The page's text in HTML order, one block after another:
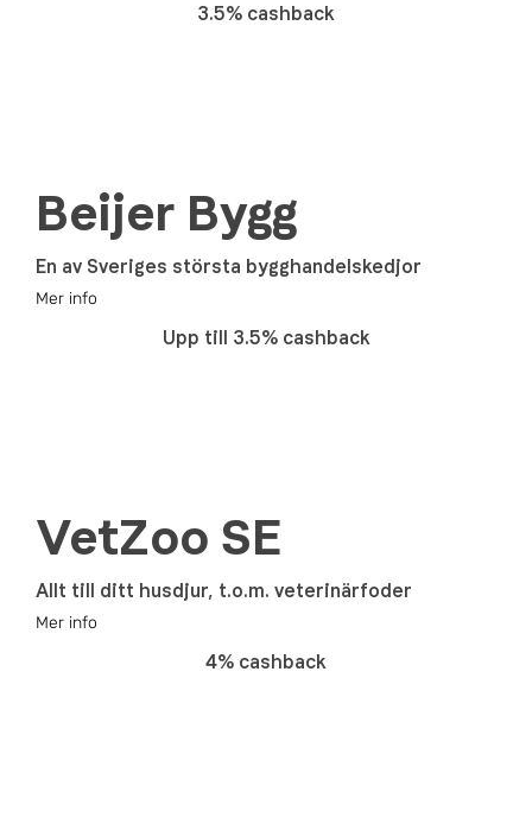
3.5% cashback
Beijer Bygg
En av Sveriges största bygghandelskedjor
Mer info
Upp till 3.5% cashback
VetZoo SE
Allt till ditt husdjur, t.o.m. veterinärfoder
Mer info
4% cashback